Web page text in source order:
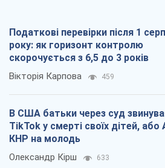
Податкові перевірки після 1
року: як горизонт контролю
скорочується з 6,5 до 3 років
Вікторія Карпова 459
В США батьки через суд
TikTok у смерті своїх дітей, або
КНР на молодь
Олександр Кірш 633